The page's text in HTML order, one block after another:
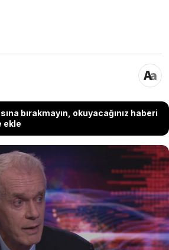
bırakmayın, okuyacağınız haberi
ekle
televizyonu BBC, tasarruf
gerçekleştirmek amacıyla 155
işine son verdi. BBC ayrıca, 'Hard
27 yıllık radyo programına